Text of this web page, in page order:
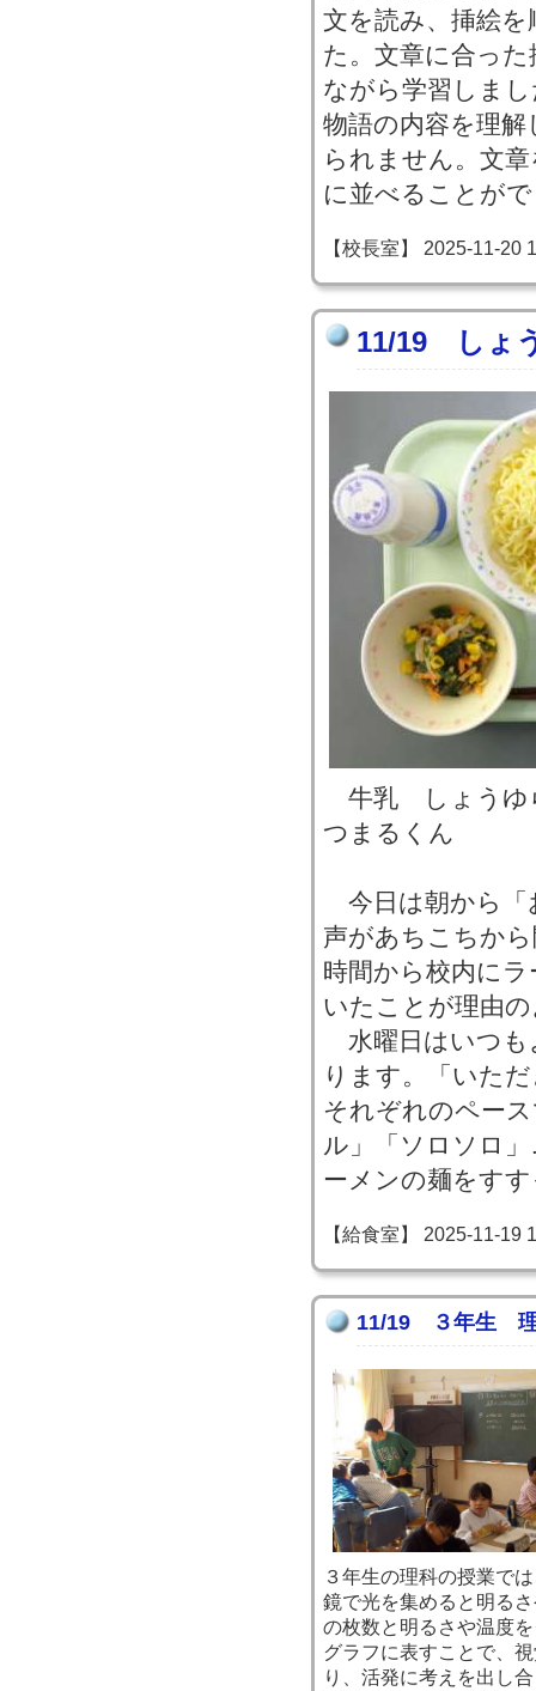
文を読み、挿絵
た。文章に合っ
ながら学習しま
物語の内容を理
られません。文
に並べることが
【校長室】 2025-11-20
11/19 しょ
牛乳 しょうゆ
つまるくん
今日は朝から「
声があちこちか
時間から校内に
いたことが理由
水曜日はいつも
ります。「いた
それぞれのペー
ル」「ソロソロ
ーメンの麺をす
【給食室】 2025-11-19
11/19 ３年生
３年生の理科の授業で
鏡で光を集めると明る
の枚数と明るさや温度
グラフに表すことで、
り、活発に考えを出し